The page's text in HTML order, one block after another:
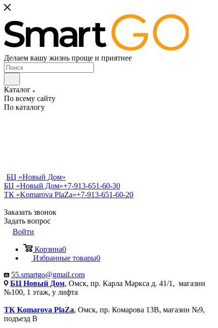
Делаем вашу жизнь проще и приятнее
Каталог
По всему сайту
По каталогу
БЦ «Новый Дом»
БЦ «Новый Дом»+7-913-651-60-30
ТК «Komarova PlaZa»+7-913-651-60-20
Заказать звонок
Задать вопрос
Войти
Корзина0
Избранные товары0
55.smartgo@gmail.com
БЦ Новый Дом, Омск, пр. Карла Маркса д. 41/1, магазин
№100, 1 этаж, у лифта
ТК Komarova PlaZa, Омск, пр. Комарова 13В, магазин №9,
подъезд В